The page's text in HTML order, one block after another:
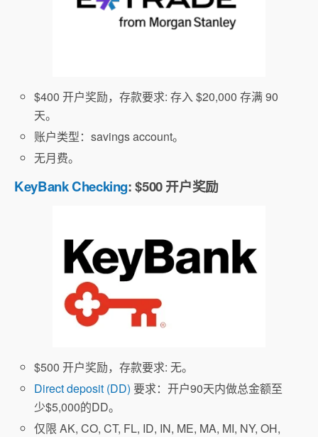
$400 开户奖励，存款要求: 存入 $20,000 存满 90
天。
账户类型：savings account。
无月费。
KeyBank Checking: $500 开户奖励
$500 开户奖励，存款要求: 无。
Direct deposit (DD) 要求：开户90天内做总金额至
少$5,000的DD。
仅限 AK, CO, CT, FL, ID, IN, ME, MA, MI, NY, OH,